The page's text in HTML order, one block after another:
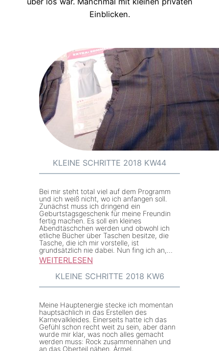
Einblicken.
KLEINE SCHRITTE 2018 KW44
Bei mir steht total viel auf dem Programm
und ich weiß nicht, wo ich anfangen soll.
Zunächst muss ich dringend ein
Geburtstagsgeschenk für meine Freundin
fertig machen. Es soll ein kleines
Abendtäschchen werden und obwohl ich
etliche Bücher über Taschen besitze, die
Tasche, die ich mir vorstelle, ist
grundsätzlich nie dabei. Nun fing ich an,…
WEITERLESEN
K
e
i
n
e
KLEINE SCHRITTE 2018 KW6
Meine Hauptenergie stecke ich momentan
hauptsächlich in das Erstellen des
Karnevalkleides. Einerseits hatte ich das
Gefühl schon recht weit zu sein, aber dann
wurde mir klar, was noch alles gemacht
werden muss: Rock zusammennähen und
an das Oberteil nähen. Ärmel,